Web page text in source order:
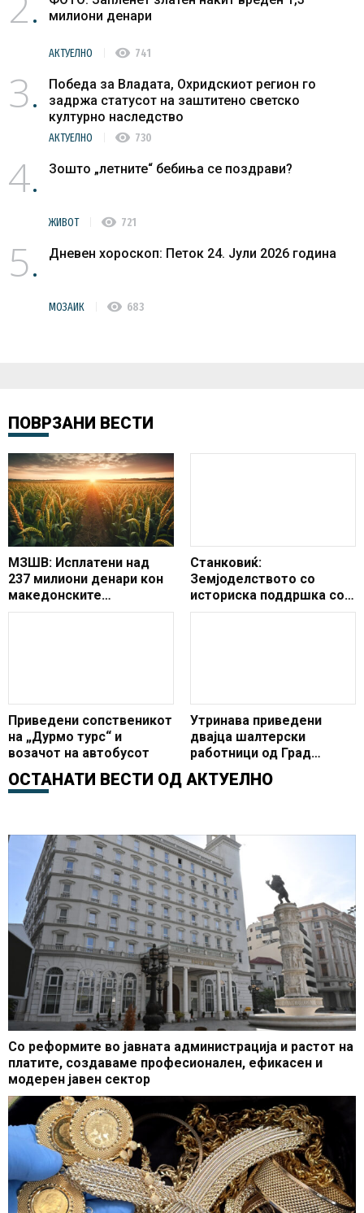
милиони денари
АКТУЕЛНО visibility 741
3
Победа за Владата, Охридскиот регион го
задржа статусот на заштитено светско
културно наследство
АКТУЕЛНО visibility 730
4 Зошто „летните“ бебиња се поздрави?
ЖИВОТ visibility 721
5 Дневен хороскоп: Петок 24. Јули 2026 година
МОЗАИК visibility 683
ПОВРЗАНИ ВЕСТИ
МЗШВ: Исплатени над
237 милиони денари кон
македонските
земјоделци
Станковиќ:
Земјоделството со
историска поддршка со
новиот буџет
Приведени сопственикот
на „Дурмо турс“ и
возачот на автобусот
Утринава приведени
двајца шалтерски
работници од Град
Скопје
ОСТАНАТИ ВЕСТИ ОД АКТУЕЛНО
Со реформите во јавната администрација и растот на
платите, создаваме професионален, ефикасен и
модерен јавен сектор